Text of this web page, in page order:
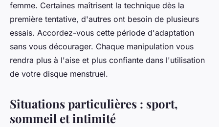
femme. Certaines maîtrisent la technique dès la
première tentative, d'autres ont besoin de plusieurs
essais. Accordez-vous cette période d'adaptation
sans vous décourager. Chaque manipulation vous
rendra plus à l'aise et plus confiante dans l'utilisation
de votre disque menstruel.
Situations particulières : sport,
sommeil et intimité